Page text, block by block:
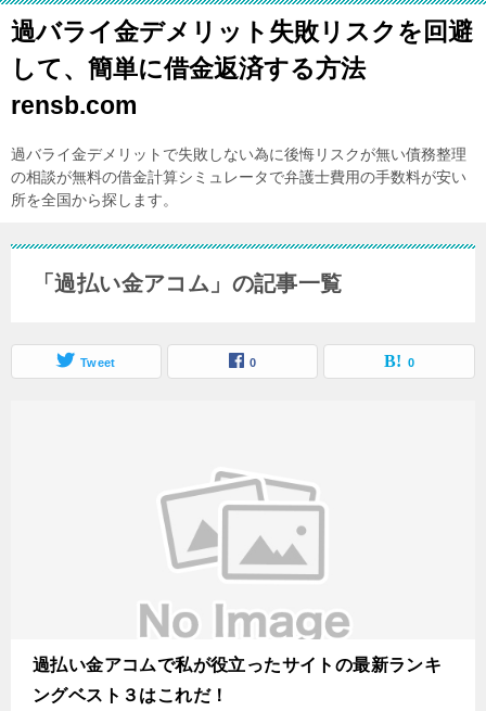
過バライ金デメリット失敗リスクを回避
して、簡単に借金返済する方法
rensb.com
過バライ金デメリットで失敗しない為に後悔リスクが無い債務整理
の相談が無料の借金計算シミュレータで弁護士費用の手数料が安い
所を全国から探します。
「過払い金アコム」の記事一覧
Tweet 0 0
過払い金アコムで私が役立ったサイトの最新ランキ
ングベスト３はこれだ！